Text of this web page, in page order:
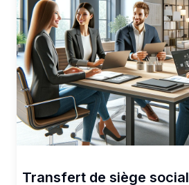
Transfert de siège social